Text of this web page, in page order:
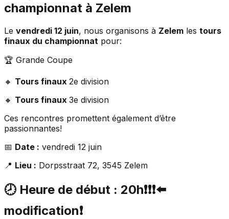
championnat à Zelem
Le vendredi 12 juin, nous organisons à Zelem les tours
finaux du championnat pour:
🏆 Grande Coupe
🔸 Tours finaux 2e division
🔸 Tours finaux 3e division
Ces rencontres promettent également d’être
passionnantes!
📅 Date : vendredi 12 juin
📍 Lieu : Dorpsstraat 72, 3545 Zelem
🕗 Heure de début : 20h❗❗❗⬅️
modification❗